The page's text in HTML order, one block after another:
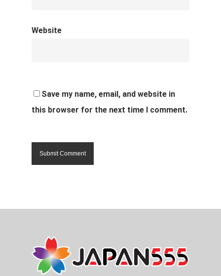
Website
Save my name, email, and website in
this browser for the next time I comment.